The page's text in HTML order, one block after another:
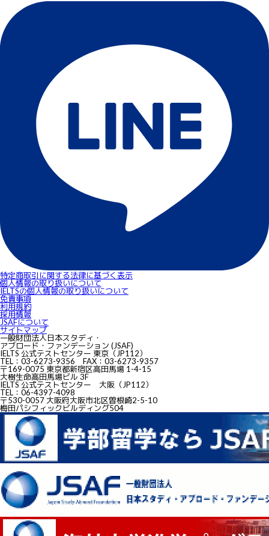
特定商取引に関する法律に基づく表示
個人情報の取り扱いについて
IELTSの個⼈情報の取り扱いについて
免責事項
利用規約
採用情報
JSAFについて
サイトマップ
一般財団法人日本スタディ・
アブロード・ファンデーション (JSAF)
IELTS 公式テストセンター 東京（JP112）
TEL：03-6273-9356 FAX：03-6273-9357
〒169-0075 東京都新宿区高田馬場 1-4-15
大樹生命高田馬場ビル 3F
IELTS 公式テストセンター 大阪（JP112）
TEL：06-4397-4098
〒530-0057 大阪府大阪市北区曽根崎2-5-10
梅田パシフィックビルディング504